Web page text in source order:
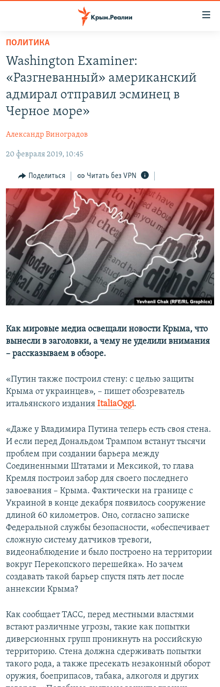
Вернуться
основному
содержанию
главной
Вернутся
НОВОСТИ
СПЕЦПРОЕКТЫ
ИСТОРИЯ
ИНТЕРАКТИВ
ИНФОГРАФИКА
ТЕЛЕПРОЕКТ КРЫМ.РЕАЛИИ
СОВЕТЫ ПРАВОЗАЩИТНИКОВ
ПРОПАВШИЕ БЕЗ ВЕСТИ
ПОБЕДИТЕЛЕЙ НЕ СУДЯТ?
КРЫМ.НЕПОКОРЕННЫЙ
ELIFBE
УКРАИНСКАЯ ПРОБЛЕМА КРЫМА
РАДІО СВОБОДА
КАК ОБОЙТИ БЛОКИРОВКУ
Qırımtatar
ПРИСОЕДИНЯЙТЕСЬ!
Все сайты RFE/RL
ПОЛИТИКА
Washington Examiner:
«Разгневанный» американский
адмирал отправил эсминец в
Черное море»
Александр Виноградов
20 февраля 2019, 10:45
Поделиться Читать без VPN
Как мировые медиа освещали новости Крыма, что
вынесли в заголовки, а чему не уделили внимания
– рассказываем в обзоре.
«Путин также построил стену: с целью защиты
Крыма от украинцев», – пишет обозреватель
итальянского издания ItaliaOggi.
«Даже у Владимира Путина теперь есть своя стена.
И если перед Дональдом Трампом встанут тысячи
проблем при создании барьера между
Соединенными Штатами и Мексикой, то глава
Кремля построил забор для своего последнего
завоевания – Крыма. Фактически на границе с
Украиной в конце декабря появилось сооружение
длиной 60 километров. Оно, согласно записке
Федеральной службы безопасности, «обеспечивает
сложную систему датчиков тревоги,
видеонаблюдение и было построено на территории
вокруг Перекопского перешейка». Но зачем
создавать такой барьер спустя пять лет после
аннексии Крыма?
Как сообщает ТАСС, перед местными властями
встают различные угрозы, такие как попытки
диверсионных групп проникнуть на российскую
территорию. Стена должна сдерживать попытки
такого рода, а также пресекать незаконный оборот
оружия, боеприпасов, табака, алкоголя и других